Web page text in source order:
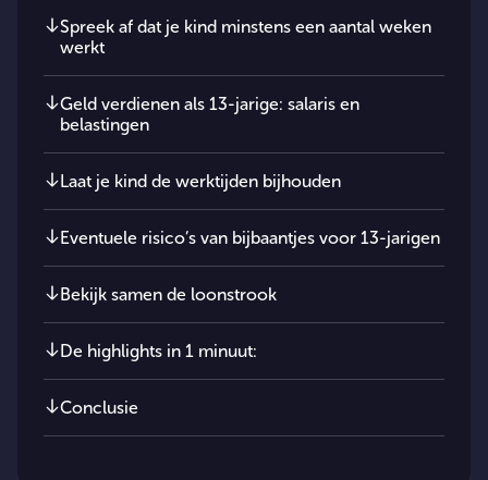
Spreek af dat je kind minstens een aantal weken
werkt
Geld verdienen als 13-jarige: salaris en
belastingen
Laat je kind de werktijden bijhouden
Eventuele risico’s van bijbaantjes voor 13-jarigen
Bekijk samen de loonstrook
De highlights in 1 minuut:
Conclusie